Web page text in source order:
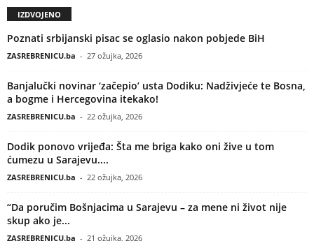
IZDVOJENO
Poznati srbijanski pisac se oglasio nakon pobjede BiH
ZASREBRENICU.ba - 27 ožujka, 2026
Banjalučki novinar ‘začepio’ usta Dodiku: Nadživjeće te Bosna,
a bogme i Hercegovina itekako!
ZASREBRENICU.ba - 22 ožujka, 2026
Dodik ponovo vrijeđa: Šta me briga kako oni žive u tom
ćumezu u Sarajevu....
ZASREBRENICU.ba - 22 ožujka, 2026
“Da poručim Bošnjacima u Sarajevu – za mene ni život nije
skup ako je...
ZASREBRENICU.ba - 21 ožujka, 2026